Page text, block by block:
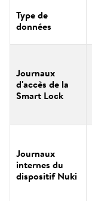
Type de
données
Journaux
d'accès de la
Smart Lock
Journaux
internes du
dispositif Nuki